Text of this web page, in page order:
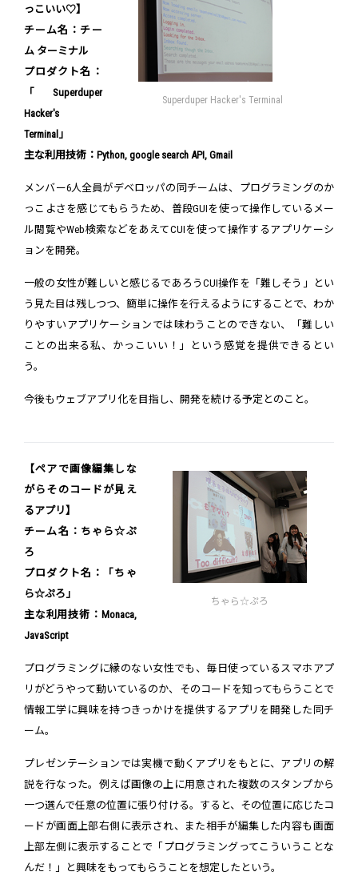
Superduper Hacker's Terminal
っこいい♡】
チーム名：チー
ム ターミナル
プロダクト名：
「Superduper
Hacker's
Terminal」
主な利用技術：Python, google search API, Gmail
メンバー6人全員がデベロッパの同チームは、プログラミングのか
っこよさを感じてもらうため、普段GUIを使って操作しているメー
ル閲覧やWeb検索などをあえてCUIを使って操作するアプリケーシ
ョンを開発。
一般の女性が難しいと感じるであろうCUI操作を「難しそう」とい
う見た目は残しつつ、簡単に操作を行えるようにすることで、わか
りやすいアプリケーションでは味わうことのできない、「難しい
ことの出来る私、かっこいい！」という感覚を提供できるとい
う。
今後もウェブアプリ化を目指し、開発を続ける予定とのこと。
ちゃら☆ぷろ
【ペアで画像編集しな
がらそのコードが見え
るアプリ】
チーム名：ちゃら☆ぷ
ろ
プロダクト名：「ちゃ
ら☆ぷろ」
主な利用技術：Monaca,
JavaScript
プログラミングに縁のない女性でも、毎日使っているスマホアプ
リがどうやって動いているのか、そのコードを知ってもらうことで
情報工学に興味を持つきっかけを提供するアプリを開発した同チ
ーム。
プレゼンテーションでは実機で動くアプリをもとに、アプリの解
説を行なった。例えば画像の上に用意された複数のスタンプから
一つ選んで任意の位置に張り付ける。すると、その位置に応じたコ
ードが画面上部右側に表示され、また相手が編集した内容も画面
上部左側に表示することで「プログラミングってこういうことな
んだ！」と興味をもってもらうことを想定したという。